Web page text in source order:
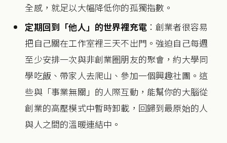
全感，就足以大幅降低你的孤獨指數。
定期回到「他人」的世界裡充電：創業者很容易
把自己關在工作室裡三天不出門。強迫自己每週
至少安排一次與非創業圈朋友的聚會，約大學同
學吃飯、帶家人去爬山、參加一個興趣社團。這
些與「事業無關」的人際互動，能幫你的大腦從
創業的高壓模式中暫時卸載，回歸到最原始的人
與人之間的溫暖連結中。